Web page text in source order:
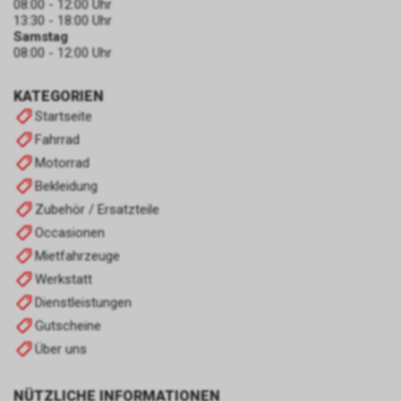
KATEGORIEN
Startseite
Fahrrad
Motorrad
Bekleidung
Zubehör / Ersatzteile
Occasionen
Mietfahrzeuge
Werkstatt
Dienstleistungen
Gutscheine
Über uns
NÜTZLICHE INFORMATIONEN
08:00 - 12:00 Uhr
13:30 - 18:00 Uhr
Samstag
08:00 - 12:00 Uhr